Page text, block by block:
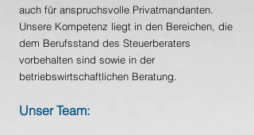
auch für anspruchsvolle Privatmandanten.
Unsere Kompetenz liegt in den Bereichen, die
dem Berufsstand des Steuerberaters
vorbehalten sind sowie in der
betriebswirtschaftlichen Beratung.
UnserTeam: